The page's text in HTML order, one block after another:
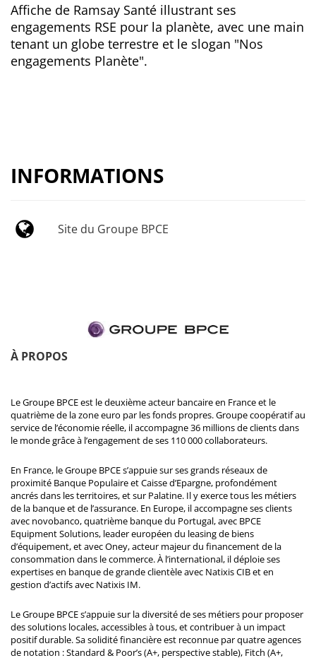
Affiche de Ramsay Santé illustrant ses
engagements RSE pour la planète, avec une main
tenant un globe terrestre et le slogan "Nos
engagements Planète".
INFORMATIONS
Site du Groupe BPCE
À PROPOS
Le Groupe BPCE est le deuxième acteur bancaire en France et le
quatrième de la zone euro par les fonds propres. Groupe coopératif au
service de l’économie réelle, il accompagne 36 millions de clients dans
le monde grâce à l’engagement de ses 110 000 collaborateurs.
En France, le Groupe BPCE s’appuie sur ses grands réseaux de
proximité Banque Populaire et Caisse d’Epargne, profondément
ancrés dans les territoires, et sur Palatine. Il y exerce tous les métiers
de la banque et de l’assurance. En Europe, il accompagne ses clients
avec novobanco, quatrième banque du Portugal, avec BPCE
Equipment Solutions, leader européen du leasing de biens
d’équipement, et avec Oney, acteur majeur du financement de la
consommation dans le commerce. À l’international, il déploie ses
expertises en banque de grande clientèle avec Natixis CIB et en
gestion d’actifs avec Natixis IM.
Le Groupe BPCE s’appuie sur la diversité de ses métiers pour proposer
des solutions locales, accessibles à tous, et contribuer à un impact
positif durable. Sa solidité financière est reconnue par quatre agences
de notation : Standard & Poor’s (A+, perspective stable), Fitch (A+,